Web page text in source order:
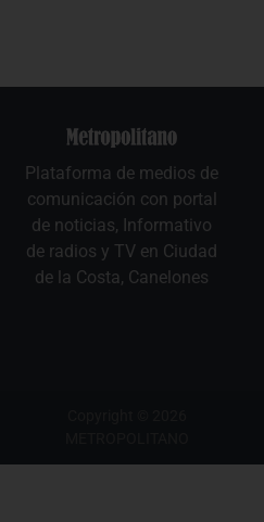
Plataforma de medios de
comunicación con portal
de noticias, Informativo
de radios y TV en Ciudad
de la Costa, Canelones